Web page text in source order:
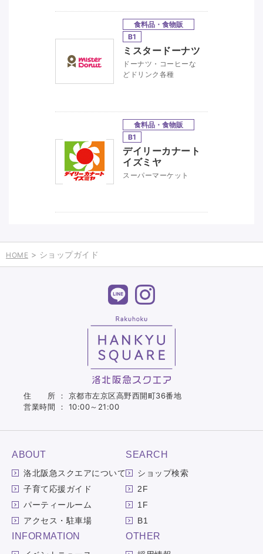
食料品・食物販
B1
ミスタードーナツ
ドーナツ・コーヒーな
どドリンク各種
食料品・食物販
B1
デイリーカナート
イズミヤ
スーパーマーケット
HOME > ショップガイド
住 所 ： 京都市左京区高野西開町36番地
営業時間 ： 10:00～21:00
ABOUT
洛北阪急スクエアについて
子育て応援ガイド
パーティールーム
アクセス・駐車場
SEARCH
ショップ検索
2F
1F
B1
INFORMATION OTHER